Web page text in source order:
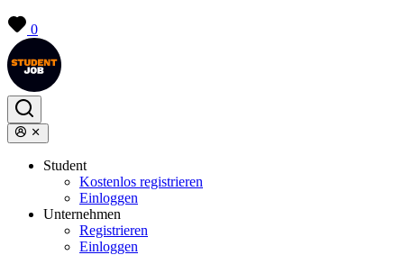
0
Student
Kostenlos registrieren
Einloggen
Unternehmen
Registrieren
Einloggen